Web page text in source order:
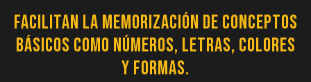
Facilitan la memorización de conceptos
básicos como números, letras, colores
y formas.